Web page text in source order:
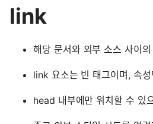
link
해당 문서와 외부 소스 사이
link 요소는 빈 태그이며, 속
head 내부에만 위치할 수 있